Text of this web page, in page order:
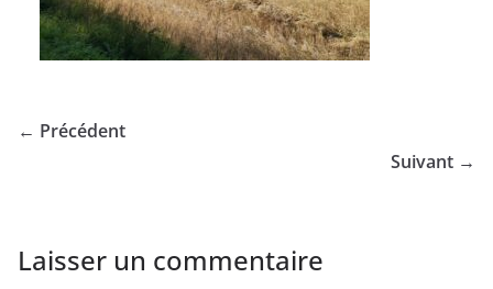
← Précédent
Suivant →
Laisser un commentaire